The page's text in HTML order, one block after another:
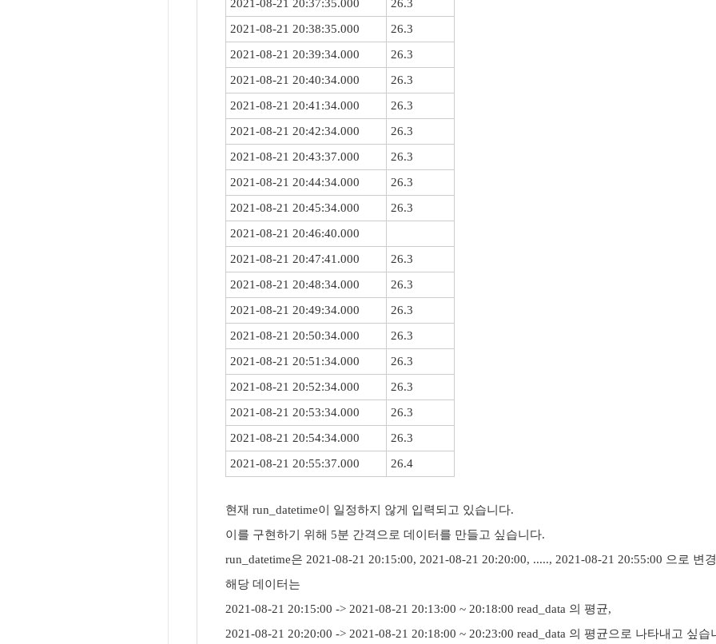
2021-08-21 20:37:35.000
26.3
2021-08-21 20:38:35.000
26.3
2021-08-21 20:39:34.000
26.3
2021-08-21 20:40:34.000
26.3
2021-08-21 20:41:34.000
26.3
2021-08-21 20:42:34.000
26.3
2021-08-21 20:43:37.000
26.3
2021-08-21 20:44:34.000
26.3
2021-08-21 20:45:34.000
26.3
2021-08-21 20:46:40.000
2021-08-21 20:47:41.000
26.3
2021-08-21 20:48:34.000
26.3
2021-08-21 20:49:34.000
26.3
2021-08-21 20:50:34.000
26.3
2021-08-21 20:51:34.000
26.3
2021-08-21 20:52:34.000
26.3
2021-08-21 20:53:34.000
26.3
2021-08-21 20:54:34.000
26.3
2021-08-21 20:55:37.000
26.4
현재 run_datetime이 일정하지 않게 입력되고 있습니다.
이를 구현하기 위해 5분 간격으로 데이터를 만들고 싶습니다.
run_datetime은 2021-08-21 20:15:00, 2021-08-21 20:20:00, ....., 2021-08-21 20:55:00 으로 변
해당 데이터는
2021-08-21 20:15:00 -> 2021-08-21 20:13:00 ~ 20:18:00 read_data 의 평균,
2021-08-21 20:20:00 -> 2021-08-21 20:18:00 ~ 20:23:00 read_data 의 평균으로 나타내고 싶습